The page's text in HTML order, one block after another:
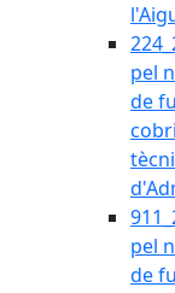
pel
de
pel
de